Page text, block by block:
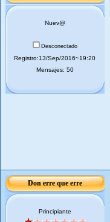
Nuev@
Desconectado
Registro:13/Sep/2016~19:20
Mensajes: 50
Don erre que erre
Principiante